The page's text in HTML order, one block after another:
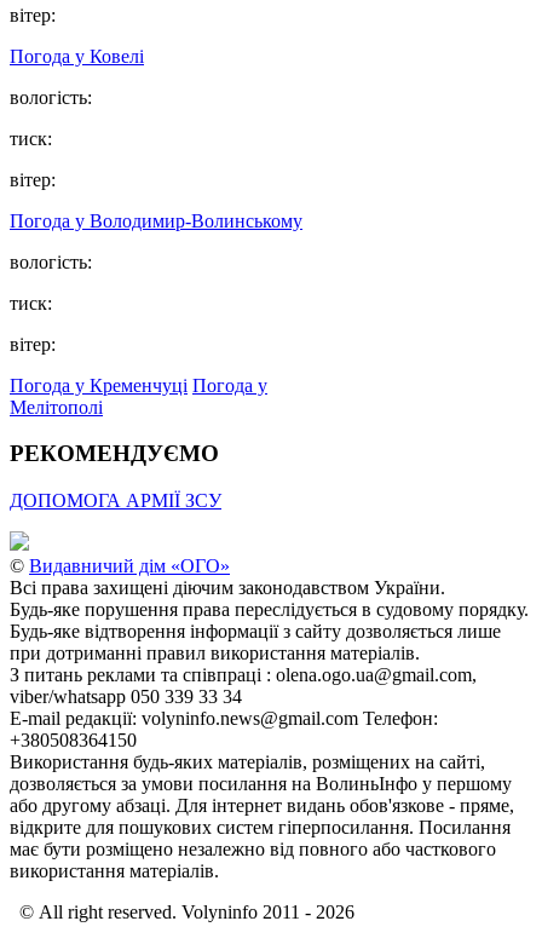
вітер:
Погода у Ковелі
вологість:
тиск:
вітер:
Погода у Володимир-Волинському
вологість:
тиск:
вітер:
Погода у Кременчуці Погода у
Мелітополі
РЕКОМЕНДУЄМО
ДОПОМОГА АРМІЇ ЗСУ
© Видавничий дім «ОГО»
Всі права захищені діючим законодавством України.
Будь-яке порушення права переслідується в судовому порядку.
Будь-яке відтворення інформації з сайту дозволяється лише
при дотриманні правил використання матеріалів.
З питань реклами та співпраці : olena.ogo.ua@gmail.com,
viber/whatsapp 050 339 33 34
E-mail редакції: volyninfo.news@gmail.com Телефон:
+380508364150
Використання будь-яких матеріалів, розміщених на сайті,
дозволяється за умови посилання на ВолиньІнфо у першому
або другому абзаці. Для інтернет видань обов'язкове - пряме,
відкрите для пошукових систем гіперпосилання. Посилання
має бути розміщено незалежно від повного або часткового
використання матеріалів.
© All right reserved. Volyninfo 2011 - 2026